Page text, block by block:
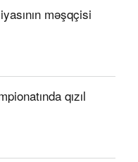
məşqçisi
qızıl